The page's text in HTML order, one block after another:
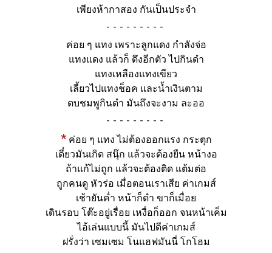
เพียงห้ากาสอง กันเป็นประจำ
-
ค่อย ๆ แทง เพราะลูกแดง กำลังจ่อ
แทงแดง แล้วก็ ดึงอีกตัว ไปกินดำ
แทงเหลืองแทงเขียว
เลี้ยวไปแทงช็อค และน้ำเงินตาม
ตบชมพูกินดำ มันถึงจะงาม ละออ
-
*ค่อย ๆ แทง ไม่ต้องออกแรง กระตุก
เดี๋ยวมันเกิด สนุ๊ก แล้วจะต้องยืน หน้างอ
ถ้าแก้ไม่ถูก แล้วจะต้องติด แต้มต่อ
ถูกคนดู หัวร่อ เมื่อตอนเราเสีย ค่าเกมส์
เช้ายันค่ำ หน้าก็ดำ ขาก็เมื่อย
เดินรอบ โต๊ะอยู่เรื่อย เหงื่อก็ออก จนหน้าเค็ม
ไอ้เล่นแบบนี้ มันไปดีค่าเกมส์
ฝรั่งว่า เซมเซม โนแฮฟมันนี่ โกโฮม